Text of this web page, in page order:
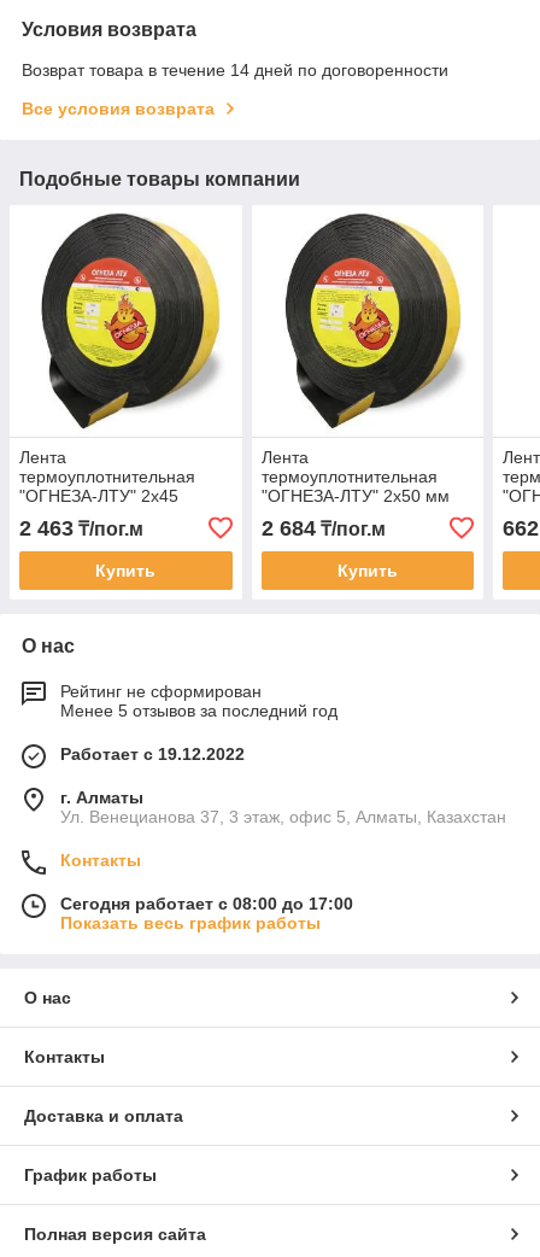
Условия возврата
Возврат товара в течение 14 дней по договоренности
Все условия возврата
Подобные товары компании
Лента
термоуплотнительная
"ОГНЕЗА-ЛТУ" 2х45
2 463 ₸/пог.м
Купить
Лента
термоуплотнительная
"ОГНЕЗА-ЛТУ" 2х50 мм
2 684₸/пог.м
Купить
662
О нас
Рейтинг не сформирован
Менее 5 отзывов за последний год
Работает с 19.12.2022
г. Алматы
Ул. Венецианова 37, 3 этаж, офис 5, Алматы, Казахстан
Контакты
Сегодня работает с 08:00 до 17:00
Показать весь график работы
О нас
Контакты
Доставка и оплата
График работы
Полная версия сайта